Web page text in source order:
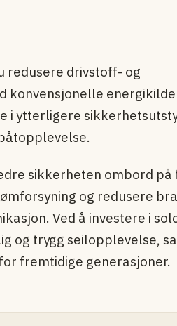
redusere drivstoff- og
i ytterligere
sikkerheten ombord på
og redusere
Ved å investere i
og trygg seilopplevelse,
fremtidige generasjoner.